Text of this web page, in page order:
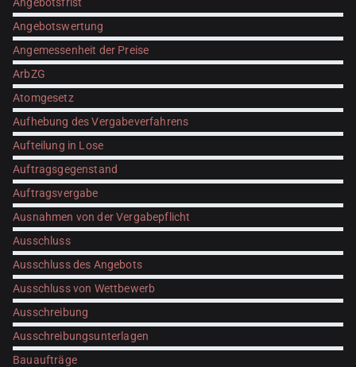
Angebotswertung
Angemessenheit der Preise
ArbZG
Atomgesetz
Aufhebung des Vergabeverfahrens
Aufteilung in Lose
Auftragsgegenstand
Auftragsvergabe
Ausnahmen von der Vergabepflicht
Ausschluss
Ausschluss des Angebots
Ausschluss von Wettbewerb
Ausschreibung
Ausschreibungsunterlagen
Bauaufträge